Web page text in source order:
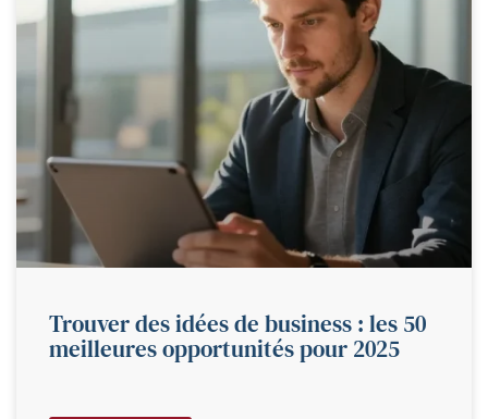
Trouver des idées de business : les 50
meilleures opportunités pour 2025